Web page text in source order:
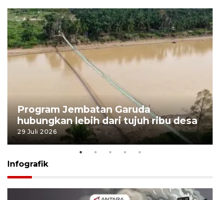
Program Jembatan Garuda
hubungkan lebih dari tujuh ribu desa
29 Juli 2026
Infografik